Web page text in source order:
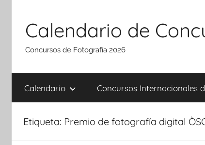
contenido
Calendario de
Concursos de Fotografía 2026
Calendario Concursos Internacionales
Etiqueta: Premio de fotografía digital